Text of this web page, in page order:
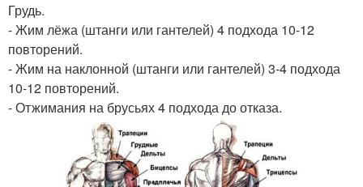
Грудь.
- Жим лёжа (штанги или гантелей) 4 подхода 10-12
повторений.
- Жим на наклонной (штанги или гантелей) 3-4 подхода
10-12 повторений.
- Отжимания на брусьях 4 подхода до отказа.